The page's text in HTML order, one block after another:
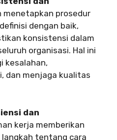
menetapkan prosedur
dengan baik,
konsistensi dalam
organisasi. Hal ini
kesalahan,
dan menjaga kualitas
dan
kerja memberikan
langkah tentang cara